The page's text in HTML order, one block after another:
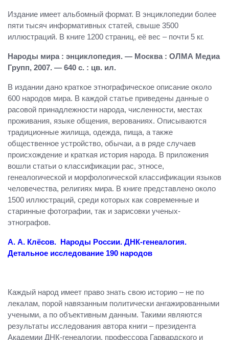
Издание имеет альбомный формат. В энциклопедии более
пяти тысяч информативных статей, свыше 3500
иллюстраций. В книге 1200 страниц, её вес – почти 5 кг.
Народы мира : энциклопедия. — Москва : ОЛМА Медиа
Групп, 2007. — 640 с. : цв. ил.
В издании дано краткое этнографическое описание около
600 народов мира. В каждой статье приведены данные о
расовой принадлежности народа, численности, местах
проживания, языке общения, верованиях. Описываются
традиционные жилища, одежда, пища, а также
общественное устройство, обычаи, а в ряде случаев
происхождение и краткая история народа. В приложения
вошли статьи о классификации рас, этносе,
генеалогической и морфологической классификации языков
человечества, религиях мира. В книге представлено около
1500 иллюстраций, среди которых как современные и
старинные фотографии, так и зарисовки ученых-
этнографов.
А. А. Клёсов. Народы России. ДНК-генеалогия.
Детальное исследование 190 народов
Каждый народ имеет право знать свою историю – не по
лекалам, порой навязанным политически ангажированными
учеными, а по объективным данным. Такими являются
результаты исследования автора книги – президента
Академии ДНК-генеалогии, профессора Гарвардского и